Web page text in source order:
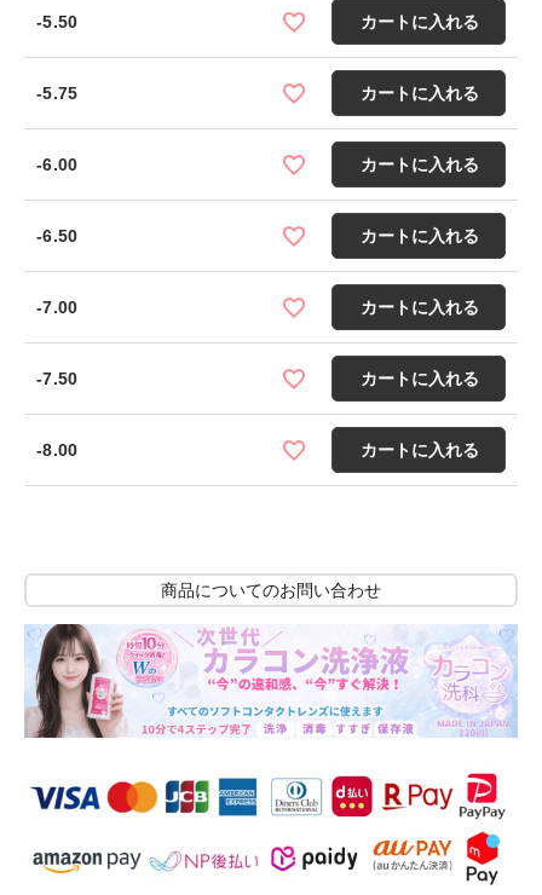
-5.50 カートに入れる
-5.75 カートに入れる
-6.00 カートに入れる
-6.50 カートに入れる
-7.00 カートに入れる
-7.50 カートに入れる
-8.00 カートに入れる
商品についてのお問い合わせ